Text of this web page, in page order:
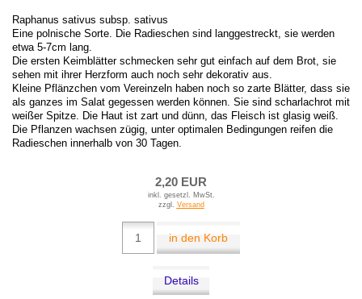
Raphanus sativus subsp. sativus
Eine polnische Sorte. Die Radieschen sind langgestreckt, sie werden
etwa 5-7cm lang.
Die ersten Keimblätter schmecken sehr gut einfach auf dem Brot, sie
sehen mit ihrer Herzform auch noch sehr dekorativ aus.
Kleine Pflänzchen vom Vereinzeln haben noch so zarte Blätter, dass sie
als ganzes im Salat gegessen werden können. Sie sind scharlachrot mit
weißer Spitze. Die Haut ist zart und dünn, das Fleisch ist glasig weiß.
Die Pflanzen wachsen zügig, unter optimalen Bedingungen reifen die
Radieschen innerhalb von 30 Tagen.
2,20 EUR
inkl. gesetzl. MwSt.
zzgl. Versand
in den Korb
Details